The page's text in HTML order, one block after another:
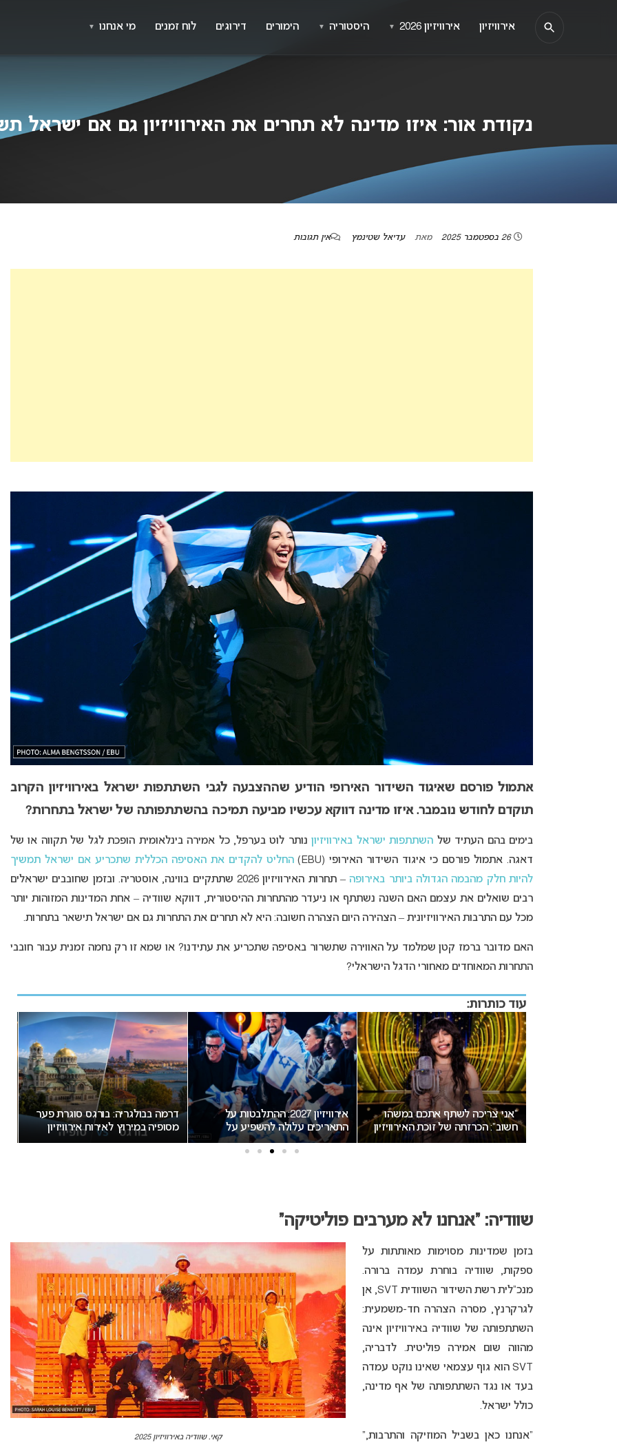
נקודת אור: איזו מדינה לא תחרים את האירוויזיון גם אם ישראל
26 בספטמבר 2025 מאת עדיאל שטינמץ אין תגובות
אתמול פורסם שאיגוד השידור האירופי הודיע שההצבעה לגבי השתתפות ישראל באירוויזיון הקרוב
תוקדם לחודש נובמבר. איזו מדינה דווקא עכשיו מביעה תמיכה בהשתתפותה של ישראל בתחרות?
בימים בהם העתיד של השתתפות ישראל באירוויזיוןנותר לוט בערפל, כל אמירה בינלאומית הופכת לגל של תקווה או של
דאגה. אתמול פורסם כי איגוד השידור האירופי (EBU)
החליט להקדים את האסיפה הכללית שתכריע אם ישראל תמשיך
להיות חלק מהבמה הגדולה ביותר באירופה
– תחרות האירוויזיון 2026 שתתקיים בווינה, אוסטריה. ובזמן שחובבים ישראלים
רבים שואלים את עצמם האם השנה נשתתף או ניעדר מהתחרות ההיסטורית, דווקא שוודיה – אחת המדינות המזוהות יותר
מכל עם התרבות האירוויזיונית – הצהירה היום הצהרה חשובה: היא לא תחרים את התחרות גם אם ישראל תישאר בתחרות.
האם מדובר ברמז קטן שמלמד על האווירה שתשרור באסיפה שתכריע את עתידנו? או שמא זו רק נחמה זמנית עבור חובבי
התחרות המאוחדים מאחורי הדגל הישראלי?
עוד כותרות:
“אני צריכה לשתף אתכם במשהו
חשוב”: הכרזתה של זוכת האירוויזיון
מסעירה את הרשת
אירוויזיון 2027: ההתלבטות על
התאריכים עלולה להשפיע על
ישראל
דרמה בבולגריה: בורגס סוגרת פער
מסופיה במירוץ לאירוח אירוויזיון
2027
שוודיה: “אנחנו לא מערבים פוליטיקה”
קאי. שוודיה באירוויזיון 2025
בזמן שמדינות מסוימות מאותתות על
ספקות, שוודיה בוחרת עמדה ברורה.
מנכ”לית רשת השידור השוודית SVT, אן
לגרקרנץ, מסרה הצהרה חד-משמעית:
השתתפותה של שוודיה באירוויזיון אינה
מהווה שום אמירה פוליטית. לדבריה,
SVT הוא גוף עצמאי שאינו נוקט עמדה
בעד או נגד השתתפותה של אף מדינה,
כולל ישראל.
“אנחנו כאן בשביל המוזיקה והתרבות,”
אירוויזיון אירוויזיון 2026 ▼ היסטוריה ▼ הימורים דירוגים לוח זמנים מי אנחנו ▼